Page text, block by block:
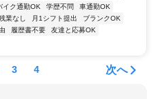
イク通勤OK 学歴不問
車通勤OK
業なし 月1シフト提出
ブランクOK
履歴書不要
友達と応募OK
3 4 次へ